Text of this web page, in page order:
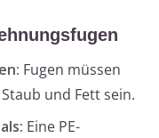
Fugen müssen
und Fett sein.
Eine PE-